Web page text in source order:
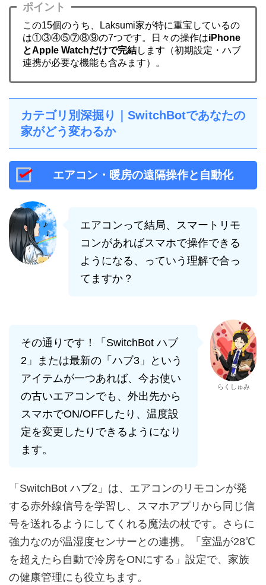
ポイント
この15個のうち、Laksumi家が特に重宝しているの
は①③④⑤⑦⑧⑨の7つです。日々の操作はiPhone
とApple Watchだけで完結します（初期設定・ハブ
連携が必要な機能も含みます）。
カテゴリ別深掘り｜SwitchBotであなたの
家がどう変わるか
エアコン・暖房の遠隔操作と自動化
エアコンって結局、スマートリモ
コンがあればスマホで操作できる
ようになる、っていう理解で合っ
てますか？
その通りです！「SwitchBot ハブ
2」または最新の「ハブ3」という
アイテムが一つあれば、今お使い
の古いエアコンでも、外出先から
スマホでON/OFFしたり、温度設
定を変更したりできるようになり
ます。
らくしゅみ
「SwitchBot ハブ2」は、エアコンのリモコンが発
する赤外線信号を学習し、スマホアプリから同じ信
号を送れるようにしてくれる魔法の杖です。さらに
強力なのが温湿度センサーとの連携。「室温が28℃
を超えたら自動で冷房をONにする」設定で、家族
の健康管理にも役立ちます。